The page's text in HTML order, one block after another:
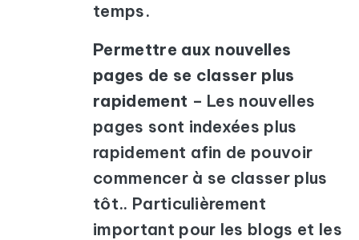
temps.
Permettre aux nouvelles
pages de se classer plus
rapidement – Les nouvelles
pages sont indexées plus
rapidement afin de pouvoir
commencer à se classer plus
tôt.. Particulièrement
important pour les blogs et les